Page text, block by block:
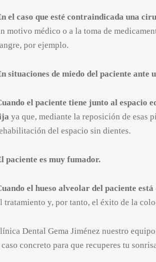
el caso que esté contraindicada una
motivo médico o a la toma de
por ejemplo.
situaciones de miedo del paciente ante
el paciente tiene junto al espacio
ya que, mediante la reposición de esas
del espacio sin dientes.
paciente es muy fumador.
el hueso alveolar del paciente está
tratamiento y, por tanto, el éxito de la
Dental Gema Jiménez nuestro
caso concreto para que recuperes tu